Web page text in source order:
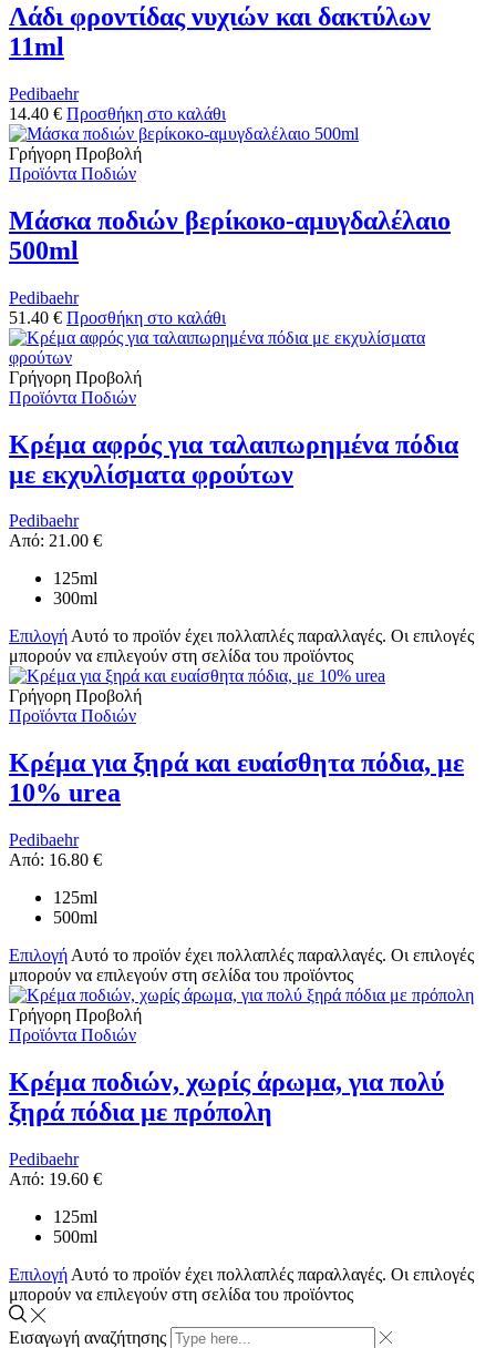
Λάδι φροντίδας νυχιών και δακτύλων
11ml
Pedibaehr
14.40 € Προσθήκη στο καλάθι
Γρήγορη Προβολή
Προϊόντα Ποδιών
Μάσκα ποδιών βερίκοκο-αμυγδαλέλαιο
500ml
Pedibaehr
51.40 € Προσθήκη στο καλάθι
Γρήγορη Προβολή
Προϊόντα Ποδιών
Κρέμα αφρός για ταλαιπωρημένα πόδια
με εκχυλίσματα φρούτων
Pedibaehr
Από: 21.00 €
125ml
300ml
ΕπιλογήΑυτό το προϊόν έχει πολλαπλές παραλλαγές. Οι επιλογές
μπορούν να επιλεγούν στη σελίδα του προϊόντος
Γρήγορη Προβολή
Προϊόντα Ποδιών
Κρέμα για ξηρά και ευαίσθητα πόδια, με
10% urea
Pedibaehr
Από: 16.80 €
125ml
500ml
Επιλογή Αυτό το προϊόν έχει πολλαπλές παραλλαγές. Οι επιλογές
μπορούν να επιλεγούν στη σελίδα του προϊόντος
Γρήγορη Προβολή
Προϊόντα Ποδιών
Κρέμα ποδιών, χωρίς άρωμα, για πολύ
ξηρά πόδια με πρόπολη
Pedibaehr
Από: 19.60 €
125ml
500ml
Επιλογή Αυτό το προϊόν έχει πολλαπλές παραλλαγές. Οι επιλογές
μπορούν να επιλεγούν στη σελίδα του προϊόντος
Εισαγωγή αναζήτησης